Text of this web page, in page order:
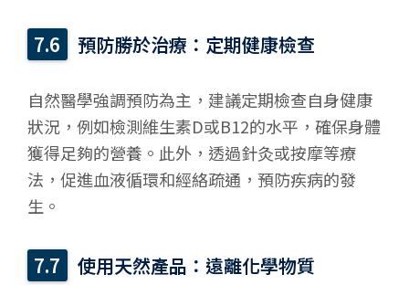
預防勝於治療：定期健康檢查
自然醫學強調預防為主，建議定期檢查自身健康
狀況，例如檢測維生素D或B12的水平，確保身體
獲得足夠的營養。此外，透過針灸或按摩等療
法，促進血液循環和經絡疏通，預防疾病的發
生。
使用天然產品：遠離化學物質